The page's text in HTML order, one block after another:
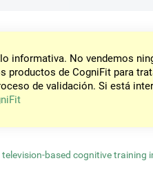
informativa. No vendemos
productos de CogniFit para
de validación. Si está
television-based cognitive training